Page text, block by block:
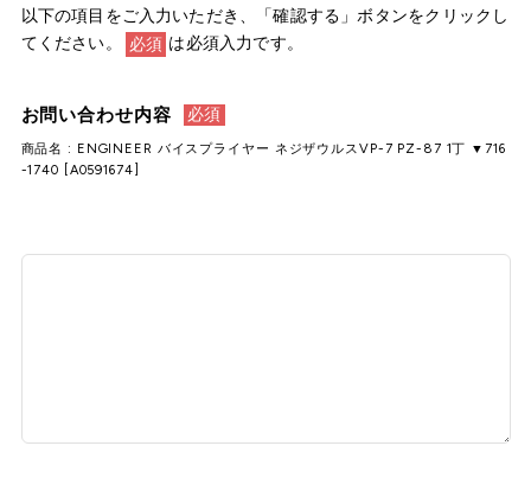
以下の項目をご入力いただき、「確認する」ボタンをクリックし
てください。
必須 は必須入力です。
お問い合わせ内容 必須
商品名 : ENGINEER バイスプライヤー ネジザウルスVP-7 PZ-87 1丁 ▼716
-1740 [A0591674]